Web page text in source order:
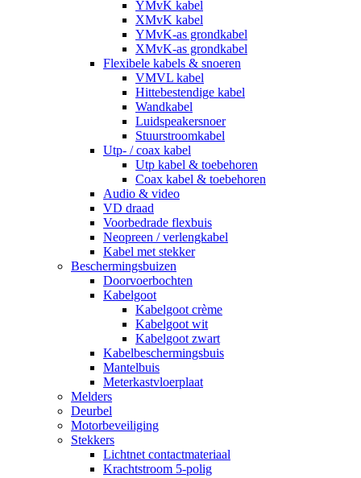
YMvK kabel
XMvK kabel
YMvK-as grondkabel
XMvK-as grondkabel
Flexibele kabels & snoeren
VMVL kabel
Hittebestendige kabel
Wandkabel
Luidspeakersnoer
Stuurstroomkabel
Utp- / coax kabel
Utp kabel & toebehoren
Coax kabel & toebehoren
Audio & video
VD draad
Voorbedrade flexbuis
Neopreen / verlengkabel
Kabel met stekker
Beschermingsbuizen
Doorvoerbochten
Kabelgoot
Kabelgoot crème
Kabelgoot wit
Kabelgoot zwart
Kabelbeschermingsbuis
Mantelbuis
Meterkastvloerplaat
Melders
Deurbel
Motorbeveiliging
Stekkers
Lichtnet contactmateriaal
Krachtstroom 5-polig